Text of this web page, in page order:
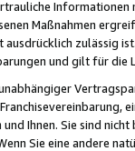
Maßnahmen
zulässig
und gilt für die
Ihnen. Sie sind
Sie eine andere